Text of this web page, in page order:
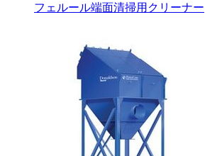
フェルール端面清掃用クリーナー